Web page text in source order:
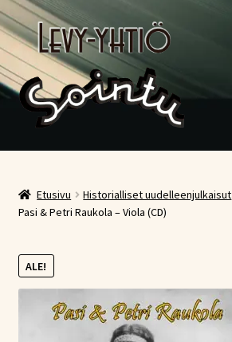
Siirry
navigointiin
Siirry
sisältöön
Etusivu
Kauppa
Kassa
Oma tili
Etusivu Historialliset uudelleenjulkaisut
Pasi & Petri Raukola – Viola (CD)
ALE!